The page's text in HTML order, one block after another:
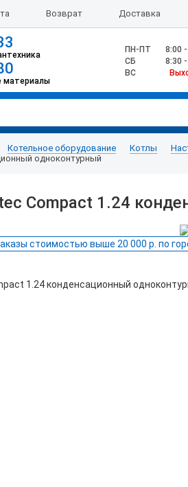
Возврат Доставка
материалы
ПН-ПТ
8:00
CБ
8:30
ВС
Котельное оборудование Котлы
одноконтурный
Compact 1.24
стоимостью выше 20 000 р. по